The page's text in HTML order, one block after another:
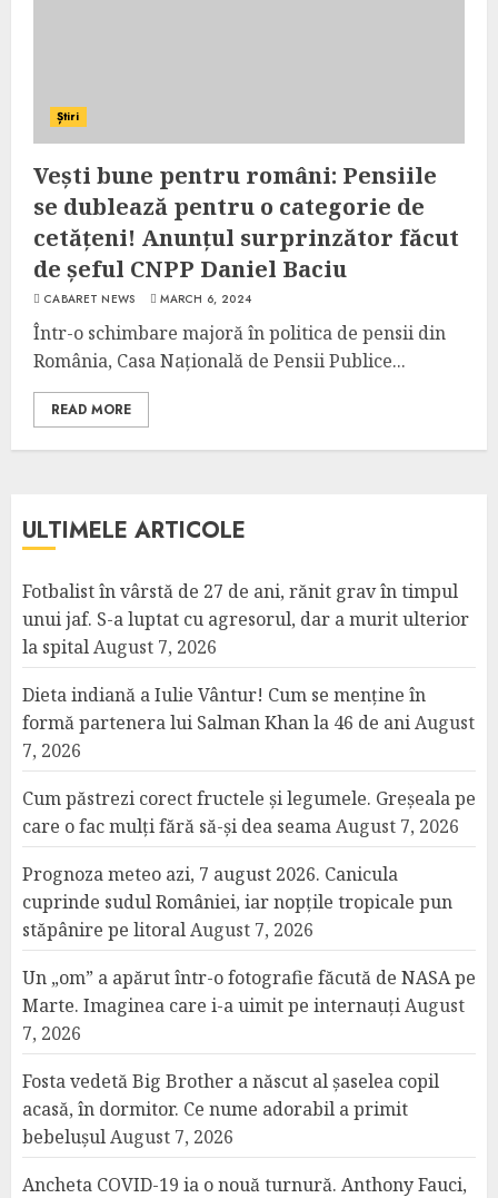
Știri
Vești bune pentru români: Pensiile
se dublează pentru o categorie de
cetățeni! Anunțul surprinzător făcut
de șeful CNPP Daniel Baciu
CABARET NEWS MARCH 6, 2024
Într-o schimbare majoră în politica de pensii din
România, Casa Națională de Pensii Publice...
READ MORE
ULTIMELE ARTICOLE
Fotbalist în vârstă de 27 de ani, rănit grav în timpul
unui jaf. S-a luptat cu agresorul, dar a murit ulterior
la spitalAugust 7, 2026
Dieta indiană a Iulie Vântur! Cum se menține în
formă partenera lui Salman Khan la 46 de aniAugust
7, 2026
Cum păstrezi corect fructele și legumele. Greșeala pe
care o fac mulți fără să-și dea seamaAugust 7, 2026
Prognoza meteo azi, 7 august 2026. Canicula
cuprinde sudul României, iar nopțile tropicale pun
stăpânire pe litoralAugust 7, 2026
Un „om” a apărut într-o fotografie făcută de NASA pe
Marte. Imaginea care i-a uimit pe internauțiAugust
7, 2026
Fosta vedetă Big Brother a născut al șaselea copil
acasă, în dormitor. Ce nume adorabil a primit
bebelușulAugust 7, 2026
Ancheta COVID-19 ia o nouă turnură. Anthony Fauci,